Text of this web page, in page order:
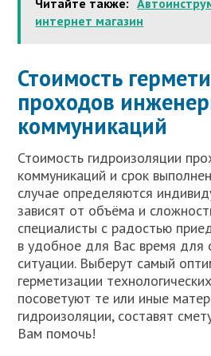
Читайте также:
интернет магазин
Стоимость
проходов
коммуникаций
Стоимость гидроизоляции
коммуникаций и срок
случае определяются
зависят от объёма и
специалисты с радостью
в удобное для Вас время для
ситуации. Выберут самый
герметизации
посоветуют те или иные
гидроизоляции, составят
Вам помочь!